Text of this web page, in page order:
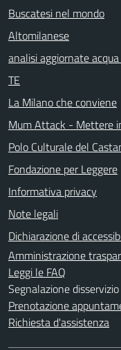
Buscatesi nel mondo
Altomilanese
analisi aggiornate acqua
TE
La Milano che conviene
Mum Attack - Mettere
Polo Culturale del
Fondazione per Leggere
Informativa privacy
Note legali
Dichiarazione di
Amministrazione
Leggi le FAQ
Segnalazione disservizio
Prenotazione
Richiesta d'assistenza